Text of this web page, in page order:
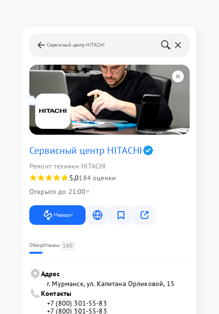
Сервисный центр HITACHI
Сервисный центр HITACHI
Ремонт техники HITACHI
5,0184 оценки
Открыто до 21:00
Маршрут
ОбзорОтзывы 160
Адрес
г. Мурманск, ул. Капитана Орликовой, 15
Контакты
+7 (800) 301-55-83
+7 (800) 301-55-83